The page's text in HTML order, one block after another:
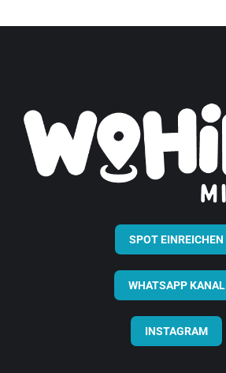
SPOT EINREICHEN
WHATSAPP KANAL
INSTAGRAM